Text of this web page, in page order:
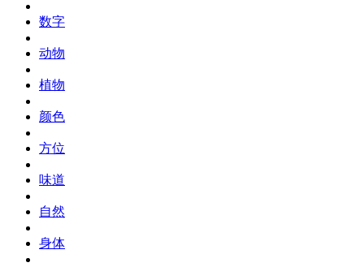
数字
动物
植物
颜色
方位
味道
自然
身体